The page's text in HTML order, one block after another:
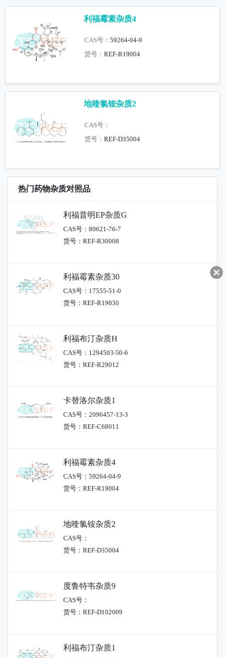
利福霉素杂质4
CAS号：59264-04-9
货号：REF-R19004
地喹氯铵杂质2
CAS号：
货号：REF-D35004
热门药物杂质对照品
利福昔明EP杂质G
CAS号：80621-76-7
货号：REF-R30008
利福霉素杂质30
CAS号：17555-51-0
货号：REF-R19030
利福布汀杂质H
CAS号：1294503-50-6
货号：REF-R29012
卡替洛尔杂质1
CAS号：2096457-13-3
货号：REF-C68011
利福霉素杂质4
CAS号：59264-04-9
货号：REF-R19004
地喹氯铵杂质2
CAS号：
货号：REF-D35004
度鲁特韦杂质9
CAS号：
货号：REF-D102009
利福布汀杂质1